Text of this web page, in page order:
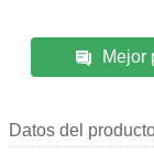
Mejor
Datos del